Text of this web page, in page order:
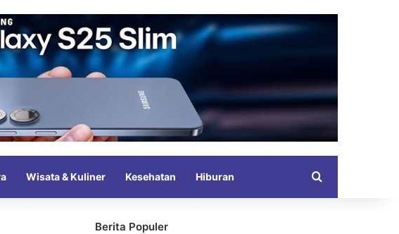
Wisata & Kuliner Kesehatan Hiburan
Berita Populer